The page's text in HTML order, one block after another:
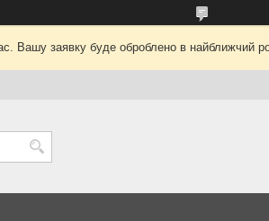
Вашу заявку буде оброблено в найближчий